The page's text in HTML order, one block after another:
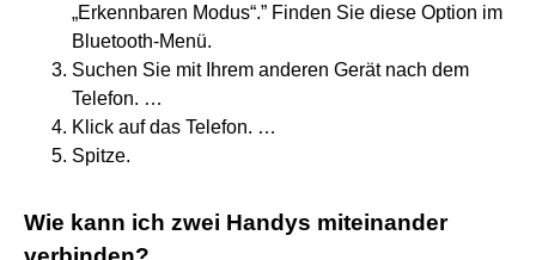
„Erkennbaren Modus“.” Finden Sie diese Option im
Bluetooth-Menü.
Suchen Sie mit Ihrem anderen Gerät nach dem
Telefon. …
Klick auf das Telefon. …
Spitze.
Wie kann ich zwei Handys miteinander